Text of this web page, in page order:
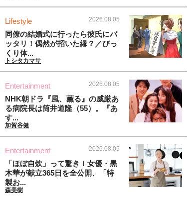
Lifestyle 2026.08.05
同僚の結婚式に行ったら彼氏にバ
ッタリ！偶然が招いた縁？／びっ
くり体...
トシタカマサ
Entertainment 2026.08.05
NHK朝ドラ『風、薫る』の威厳あ
る病院長は筒井道隆（55）。『あ
す...
加賀谷健
Entertainment 2026.08.05
「ほぼ自炊」って驚き！女優・黒
木華が献立365日を全公開、「特
製お...
森美樹